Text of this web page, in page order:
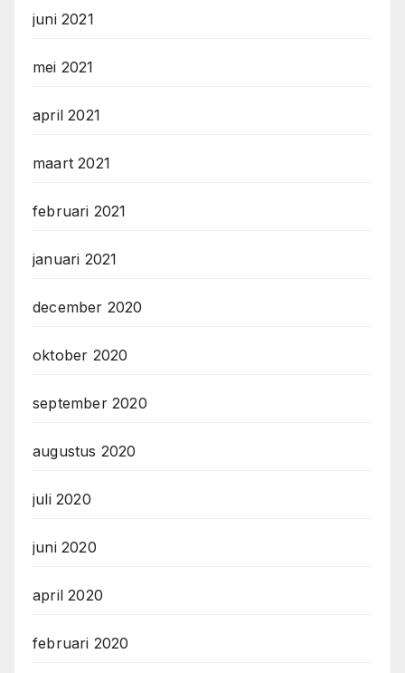
juni 2021
mei 2021
april 2021
maart 2021
februari 2021
januari 2021
december 2020
oktober 2020
september 2020
augustus 2020
juli 2020
juni 2020
april 2020
februari 2020